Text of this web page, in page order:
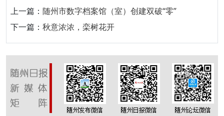
上一篇： 随州市数字档案馆（室）创建双破“零”
下一篇： 秋意浓浓，栾树花开